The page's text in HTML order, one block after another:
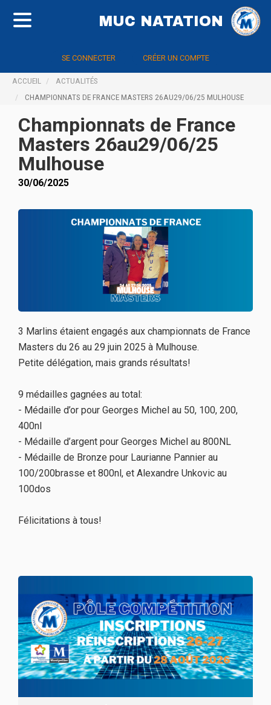
MUC NATATION
SE CONNECTER CRÉER UN COMPTE
ACCUEIL
ACTUALITÉS
CHAMPIONNATS DE FRANCE MASTERS 26AU29/06/25 MULHOUSE
Championnats de France
Masters 26au29/06/25
Mulhouse
30/06/2025
3 Marlins étaient engagés aux championnats de France
Masters du 26 au 29 juin 2025 à Mulhouse.
Petite délégation, mais grands résultats!
9 médailles gagnées au total:
- Médaille d’or pour Georges Michel au 50, 100, 200,
400nl
- Médaille d’argent pour Georges Michel au 800NL
- Médaille de Bronze pour Laurianne Pannier au
100/200brasse et 800nl, et Alexandre Unkovic au
100dos
Félicitations à tous!